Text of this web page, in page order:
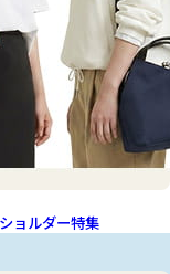
ョルダー特集